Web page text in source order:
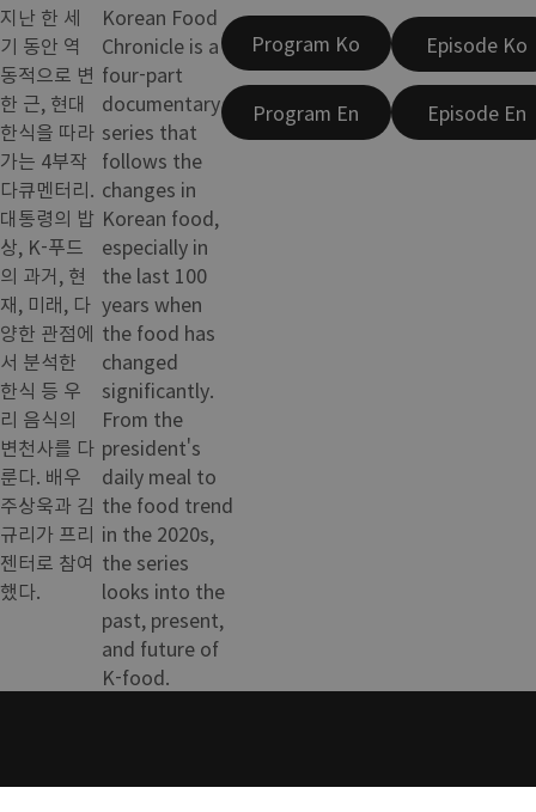
지난 한 세
기 동안 역
동적으로 변
한 근, 현대
한식을 따라
가는 4부작
다큐멘터리.
대통령의 밥
상, K-푸드
의 과거, 현
재, 미래, 다
양한 관점에
서 분석한
한식 등 우
리 음식의
변천사를 다
룬다. 배우
주상욱과 김
규리가 프리
젠터로 참여
했다.
Korean Food
Chronicle is a
four-part
documentary
series that
follows the
changes in
Korean food,
especially in
the last 100
years when
the food has
changed
significantly.
From the
president's
daily meal to
the food trend
in the 2020s,
the series
looks into the
past, present,
and future of
K-food.
Program Ko
Program En
Episode Ko
Episode En